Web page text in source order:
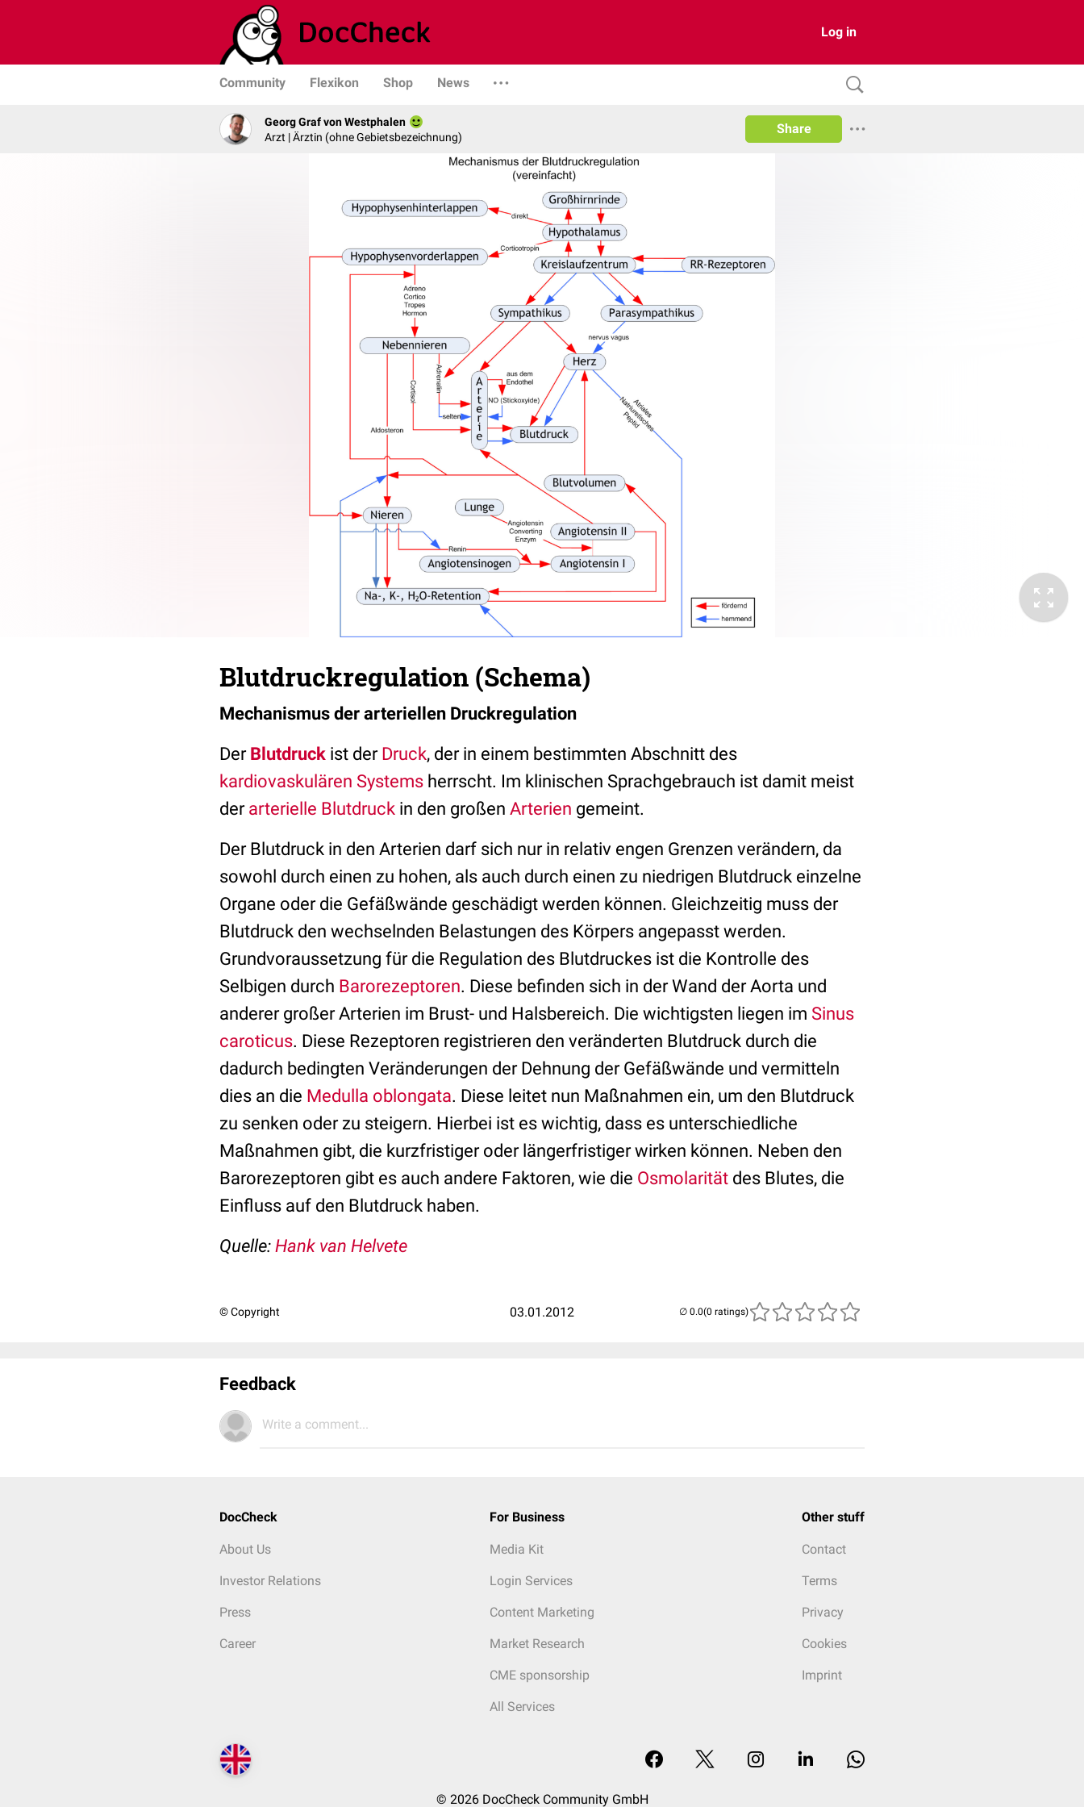
Log in
Community Flexikon Shop News
Georg Graf von Westphalen
Arzt | Ärztin (ohne Gebietsbezeichnung)
Share
Blutdruckregulation (Schema)
Mechanismus der arteriellen Druckregulation
Der Blutdruck ist der Druck, der in einem bestimmten Abschnitt des
kardiovaskulären Systems herrscht. Im klinischen Sprachgebrauch ist damit meist
der arterielle Blutdruck in den großen Arterien gemeint.
Der Blutdruck in den Arterien darf sich nur in relativ engen Grenzen verändern, da
sowohl durch einen zu hohen, als auch durch einen zu niedrigen Blutdruck einzelne
Organe oder die Gefäßwände geschädigt werden können. Gleichzeitig muss der
Blutdruck den wechselnden Belastungen des Körpers angepasst werden.
Grundvoraussetzung für die Regulation des Blutdruckes ist die Kontrolle des
Selbigen durch Barorezeptoren. Diese befinden sich in der Wand der Aorta und
anderer großer Arterien im Brust- und Halsbereich. Die wichtigsten liegen im Sinus
caroticus. Diese Rezeptoren registrieren den veränderten Blutdruck durch die
dadurch bedingten Veränderungen der Dehnung der Gefäßwände und vermitteln
dies an die Medulla oblongata. Diese leitet nun Maßnahmen ein, um den Blutdruck
zu senken oder zu steigern. Hierbei ist es wichtig, dass es unterschiedliche
Maßnahmen gibt, die kurzfristiger oder längerfristiger wirken können. Neben den
Barorezeptoren gibt es auch andere Faktoren, wie die Osmolarität des Blutes, die
Einfluss auf den Blutdruck haben.
Quelle: Hank van Helvete
© Copyright 03.01.2012 (0 ratings)
Feedback
Write a comment...
DocCheck
About Us
Investor Relations
Press
Career
For Business
Media Kit
Login Services
Content Marketing
Market Research
CME sponsorship
All Services
Other stuff
Contact
Terms
Privacy
Cookies
Imprint
© 2026 DocCheck Community GmbH